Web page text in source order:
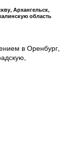
Архангельск,
область
в Оренбург,